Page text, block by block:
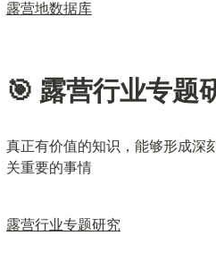
露营地数据库
🎯 露营行业专题
真正有价值的知识，能够形成深
关重要的事情
露营行业专题研究